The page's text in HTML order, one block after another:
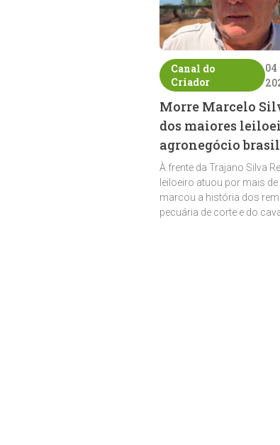
Canal do
Criador
04
Morre Marcelo
dos maiores
agronegócio
À frente da Trajano Silva
leiloeiro atuou por mais
marcou a história dos
pecuária de corte e do